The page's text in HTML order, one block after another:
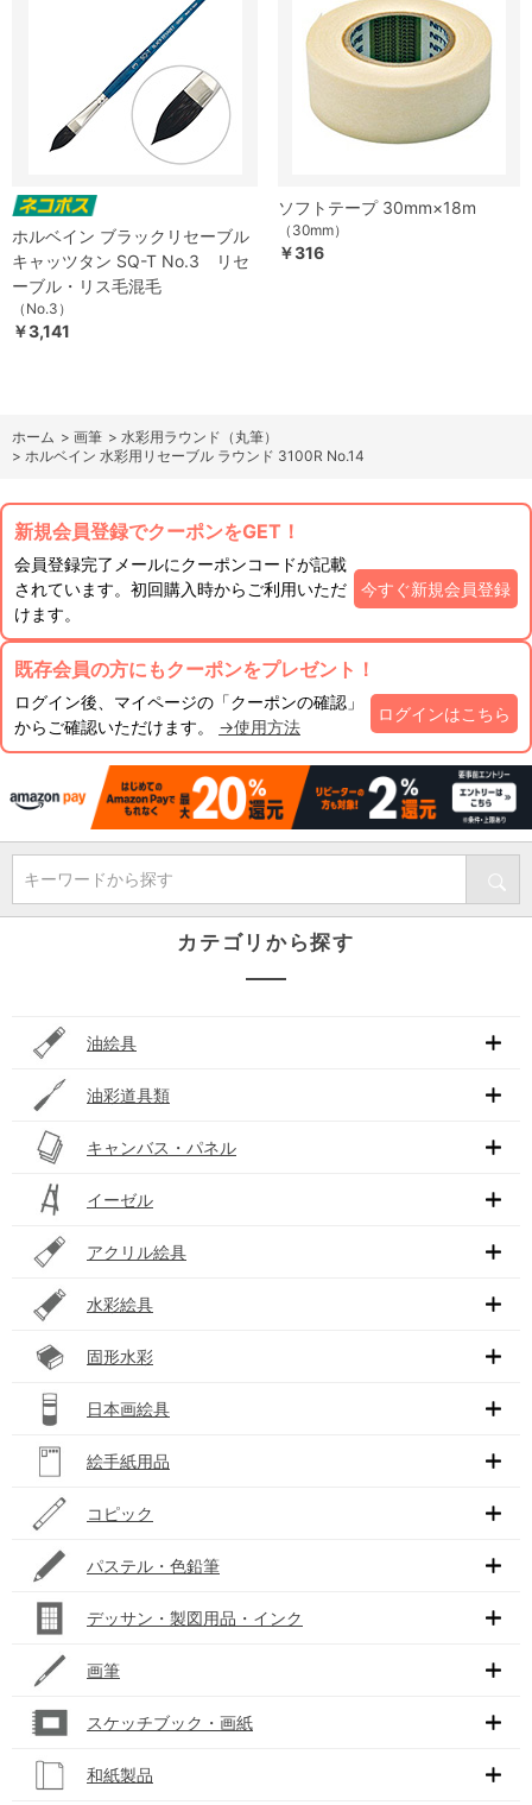
ホルベイン ブラックリセーブル
キャッツタン SQ-T No.3 リセ
ーブル・リス毛混毛
（No.3）
￥3,141
ソフトテープ 30mm×18m
（30mm）
￥316
ホーム > 画筆 > 水彩用ラウンド（丸筆）
> ホルベイン 水彩用リセーブル ラウンド 3100R No.14
新規会員登録でクーポンをGET！
会員登録完了メールにクーポンコードが記載
されています。初回購入時からご利用いただ
けます。
今すぐ新規会員登録
既存会員の方にもクーポンをプレゼント！
ログイン後、マイページの「クーポンの確認」
からご確認いただけます。 →使用方法
ログインはこちら
キーワードから探す
カテゴリから探す
油絵具
油彩道具類
キャンバス・パネル
イーゼル
アクリル絵具
水彩絵具
固形水彩
日本画絵具
絵手紙用品
コピック
パステル・色鉛筆
デッサン・製図用品・インク
画筆
スケッチブック・画紙
和紙製品